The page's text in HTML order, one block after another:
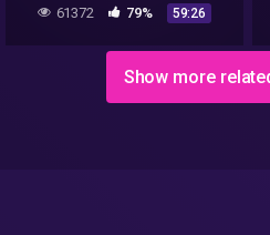
61372 79% 59:26
Show more